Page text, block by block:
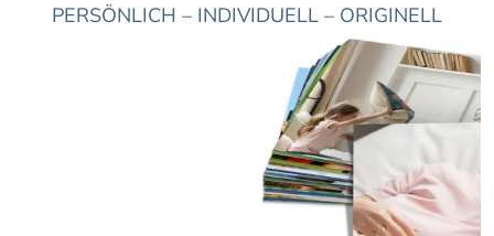
PERSÖNLICH – INDIVIDUELL – ORIGINELL